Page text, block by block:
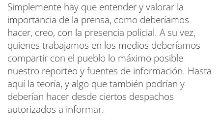
Simplemente hay que entender y valorar la
importancia de la prensa, como deberíamos
hacer, creo, con la presencia policial. A su vez,
quienes trabajamos en los medios deberíamos
compartir con el pueblo lo máximo posible
nuestro reporteo y fuentes de información. Hasta
aquí la teoría, y algo que también podrían y
deberían hacer desde ciertos despachos
autorizados a informar.